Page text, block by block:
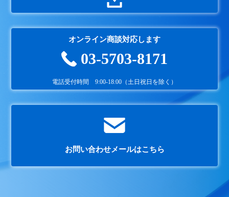
オンライン商談対応します
03-5703-8171
電話受付時間 9:00-18:00（土日祝日を除く）
お問い合わせメールはこちら